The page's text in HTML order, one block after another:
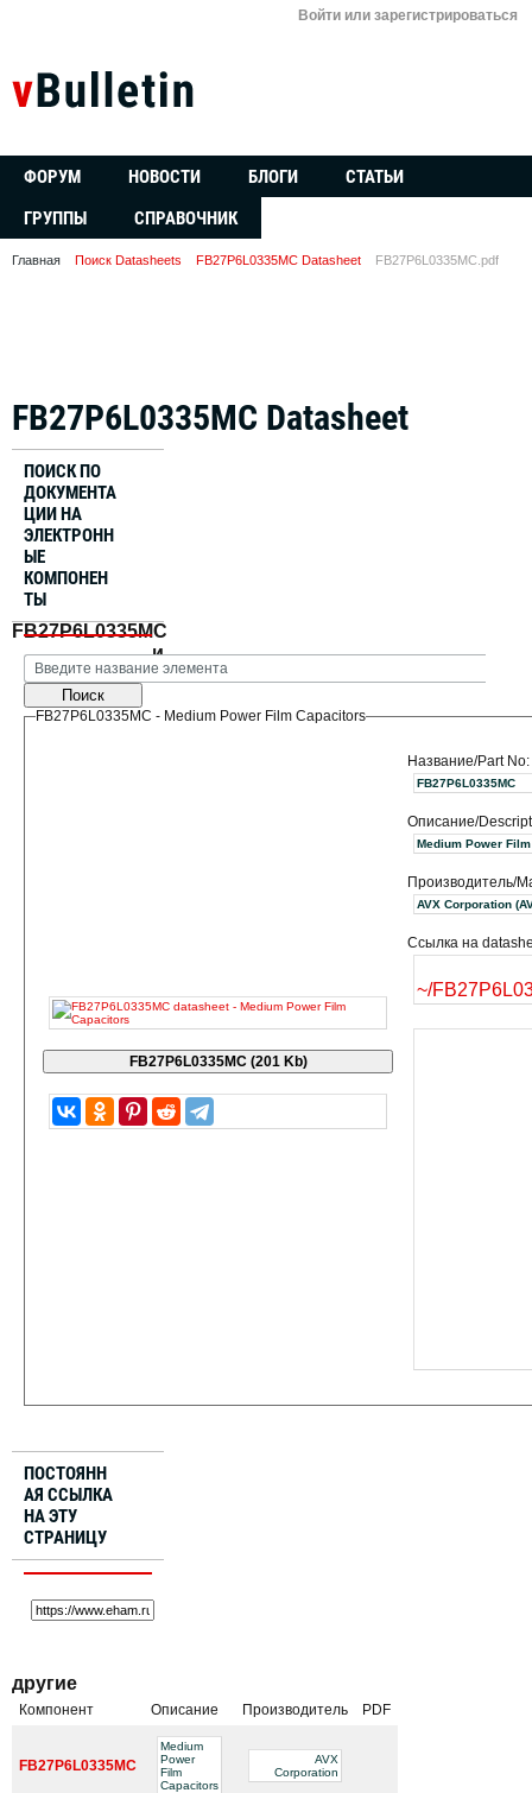
Войти или зарегистрироваться
ФОРУМ НОВОСТИ БЛОГИ
СТАТЬИ
ГРУППЫ
СПРАВОЧНИК
Главная Поиск Datasheets FB27P6L0335MC Datasheet FB27P6L0335MC.pdf
FB27P6L0335MC Datasheet
ПОИСК ПО
ДОКУМЕНТА
ЦИИ НА
ЭЛЕКТРОНН
ЫЕ
КОМПОНЕН
ТЫ
Поиск
FB27P6L0335MC - Medium Power Film Capacitors
Название/Part No:
FB27P6L0335MC
Описание/
Medium Power
Производитель/
AVX
Ссылка на
~/
ПОСТОЯНН
АЯ ССЫЛКА
НА ЭТУ
СТРАНИЦУ
FB27P6L0335MC
и
другие
Компонент Описание Производитель PDF
FB27P6L0335MC
Medium
Power
Film
Capacitors
AVX
Corporation